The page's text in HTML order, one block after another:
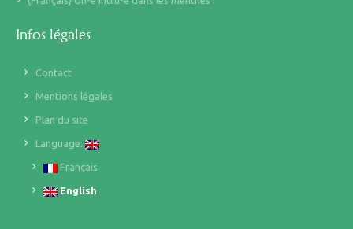
Infos légales
Contact
Mentions légales
Plan du site
Language:
Français
English